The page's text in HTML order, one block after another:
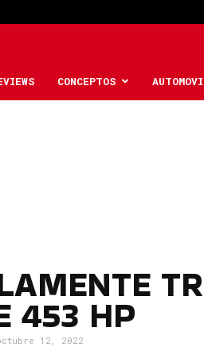
Car CONCEPTOS
453 HP
12, 2022